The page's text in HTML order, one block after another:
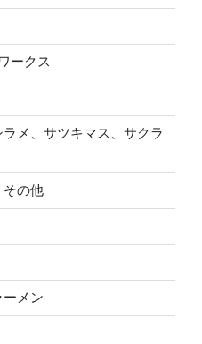
ークス
メ、サツキマス、サクラ
その他
ーメン